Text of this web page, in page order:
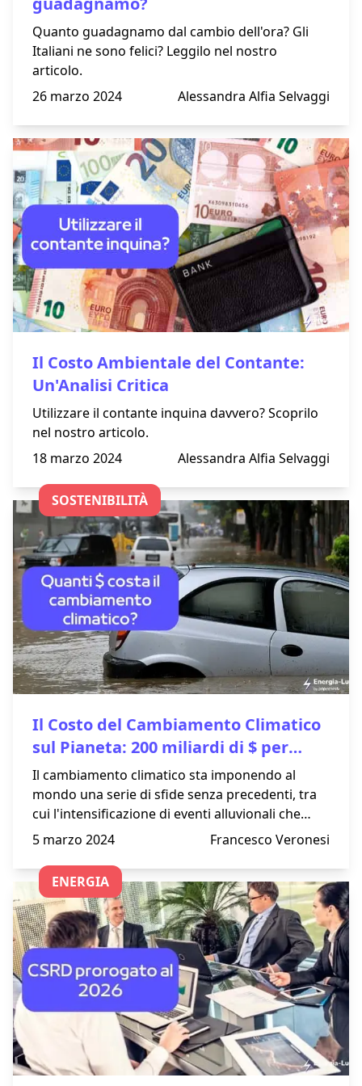
Quanto guadagnamo dal cambio dell'ora? Gli
Italiani ne sono felici? Leggilo nel nostro
articolo.
26 marzo 2024
Alessandra Alfia Selvaggi
Il Costo Ambientale del Contante:
Un'Analisi Critica
Utilizzare il contante inquina davvero? Scoprilo
nel nostro articolo.
18 marzo 2024
Alessandra Alfia Selvaggi
SOSTENIBILITÀ
Il Costo del Cambiamento Climatico
sul Pianeta: 200 miliardi di $ per
Alluvioni
Il cambiamento climatico sta imponendo al
mondo una serie di sfide senza precedenti, tra
cui l'intensificazione di eventi alluvionali che
hanno un impatto diretto e significativo sulle
globale. Nel 2023 è stato stimato che il costo
delle alluvioni sul nostro pianeta sia stato di
circa 200 miliardi di dollari.
5 marzo 2024 Francesco Veronesi
ENERGIA